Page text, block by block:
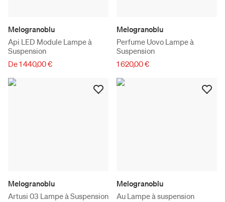
Melogranoblu
Api LED Module Lampe à
Suspension
De 1 440,00 €
Melogranoblu
Perfume Uovo Lampe à
Suspension
1 620,00 €
Melogranoblu
Artusi 03 Lampe à Suspension
Melogranoblu
Au Lampe à suspension